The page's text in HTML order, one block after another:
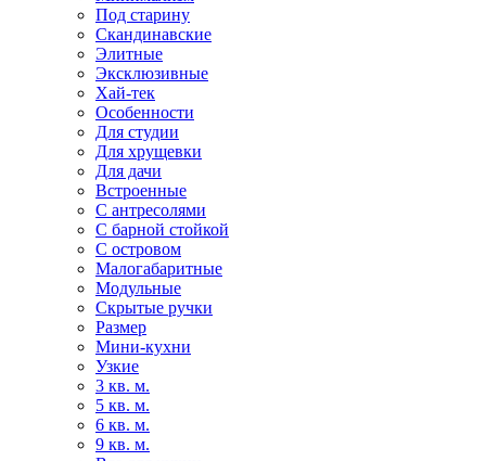
Под старину
Скандинавские
Элитные
Эксклюзивные
Хай-тек
Особенности
Для студии
Для хрущевки
Для дачи
Встроенные
С антресолями
С барной стойкой
С островом
Малогабаритные
Модульные
Скрытые ручки
Размер
Мини-кухни
Узкие
3 кв. м.
5 кв. м.
6 кв. м.
9 кв. м.